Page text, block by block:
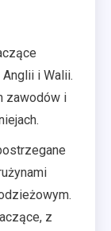
i Walii.
zawodów i
z